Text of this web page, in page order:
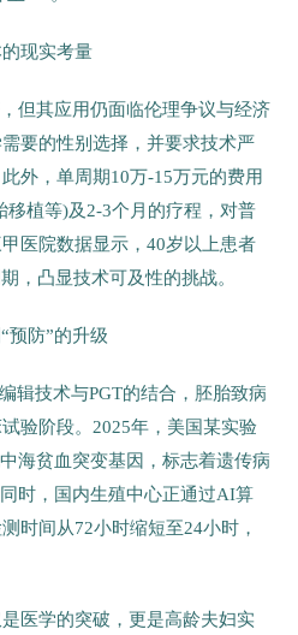
现实考量
但其应用仍面临伦理争议与经济
要的性别选择，并要求技术严
外，单周期10万-15万元的费用
移植等)及2-3个月的疗程，对普
医院数据显示，40岁以上患者
，凸显技术可及性的挑战。
预防”的升级
辑技术与PGT的结合，胚胎致病
验阶段。2025年，美国某实验
海贫血突变基因，标志着遗传病
时，国内生殖中心正通过AI算
时间从72小时缩短至24小时，
医学的突破，更是高龄夫妇实